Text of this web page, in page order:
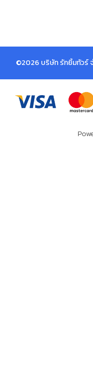
©2026 บริษัท รักยิ้มทัวร์